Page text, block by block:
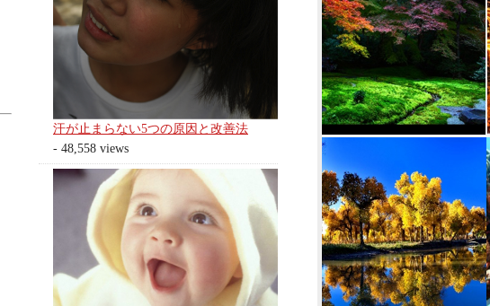
汗が止まらない5つの原因と改善法
- 48,558 views